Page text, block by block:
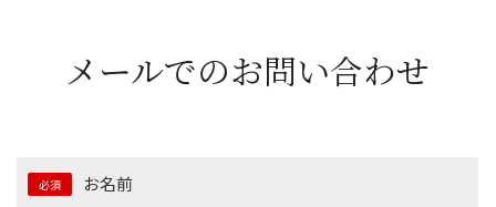
メールでのお問い合わせ
必須 お名前